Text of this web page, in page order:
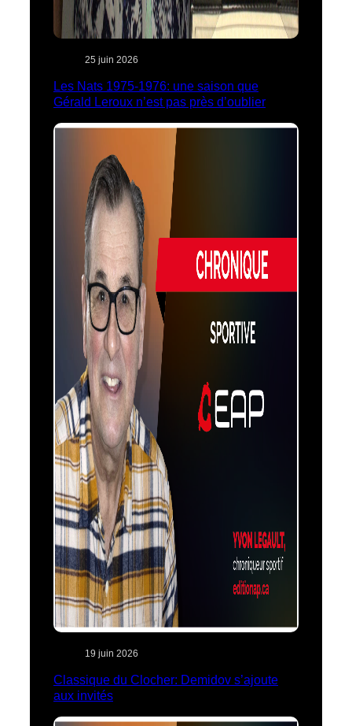
25 juin 2026
Les Nats 1975-1976: une saison que
Gérald Leroux n’est pas près d’oublier
19 juin 2026
Classique du Clocher: Demidov s’ajoute
aux invités